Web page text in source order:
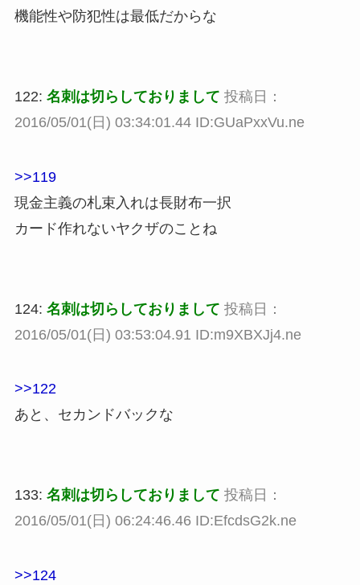
機能性や防犯性は最低だからな
122: 名刺は切らしておりまして 投稿日：
2016/05/01(日) 03:34:01.44 ID:GUaPxxVu.ne
>>119
現金主義の札束入れは長財布一択
カード作れないヤクザのことね
124: 名刺は切らしておりまして 投稿日：
2016/05/01(日) 03:53:04.91 ID:m9XBXJj4.ne
>>122
あと、セカンドバックな
133: 名刺は切らしておりまして 投稿日：
2016/05/01(日) 06:24:46.46 ID:EfcdsG2k.ne
>>124